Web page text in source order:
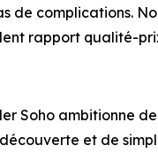
de complications.
rapport qualité-
Soho ambitionne
et de